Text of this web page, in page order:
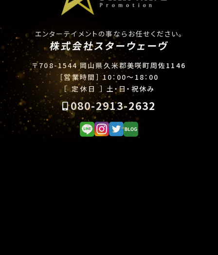
エンターテイメントの事ならお任せください。
株式会社スターウェーヴ
〒708-1544 岡山県久米郡美咲町周佐1146
［営業時間］ 10：00〜18：00
［ 定休日 ］ 土・日・祝休み
080-2913-2632